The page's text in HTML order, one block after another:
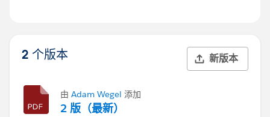
2 个版本 新版本
由 Adam Wegel 添加
2 版（最新）